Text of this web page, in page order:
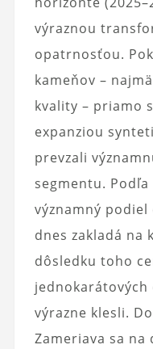
výraznou
opatrnosťou.
kameňov –
kvality – priamo
expanziou
prevzali
segmentu. Podľa
významný
dnes zakladá na
dôsledku toho
jednokarátových
výrazne klesli.
Zameriava sa na